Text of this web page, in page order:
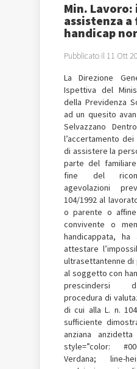
Min.
assistenza
handicap
Pubblicato il 11 Ott
La Direzione
Ispettiva del
della Previdenza
ad un quesito
Selvazzano
l’accertamento
di assistere la
parte del
fine del
agevolazioni
104/1992 al
o parente o
convivente o
handicappata,
attestare
ultrasettantenne di
al soggetto con
prescindersi
procedura di
di cui alla L. n.
sufficiente
anziana
style=”color:
Verdana; line-